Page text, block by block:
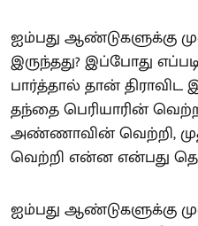
ஐம்பது ஆண்டுகளுக்கு
இருந்தது? இப்போது
பார்த்தால் தான்
தந்தை பெரியாரின்
அண்ணாவின் வெற்றி,
வெற்றி என்ன என்பது
ஐம்பது ஆண்டுகளுக்கு